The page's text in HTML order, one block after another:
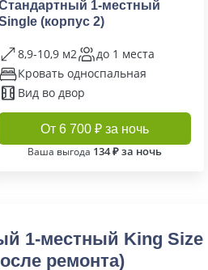
1-местный
(корпус 2)
8,9-10,9 м2
до 1 места
Кровать односпальная
Вид во двор
От 6 700 ₽ за ночь
Ваша выгода 134 ₽ за ночь
1-местный King Size
ремонта)